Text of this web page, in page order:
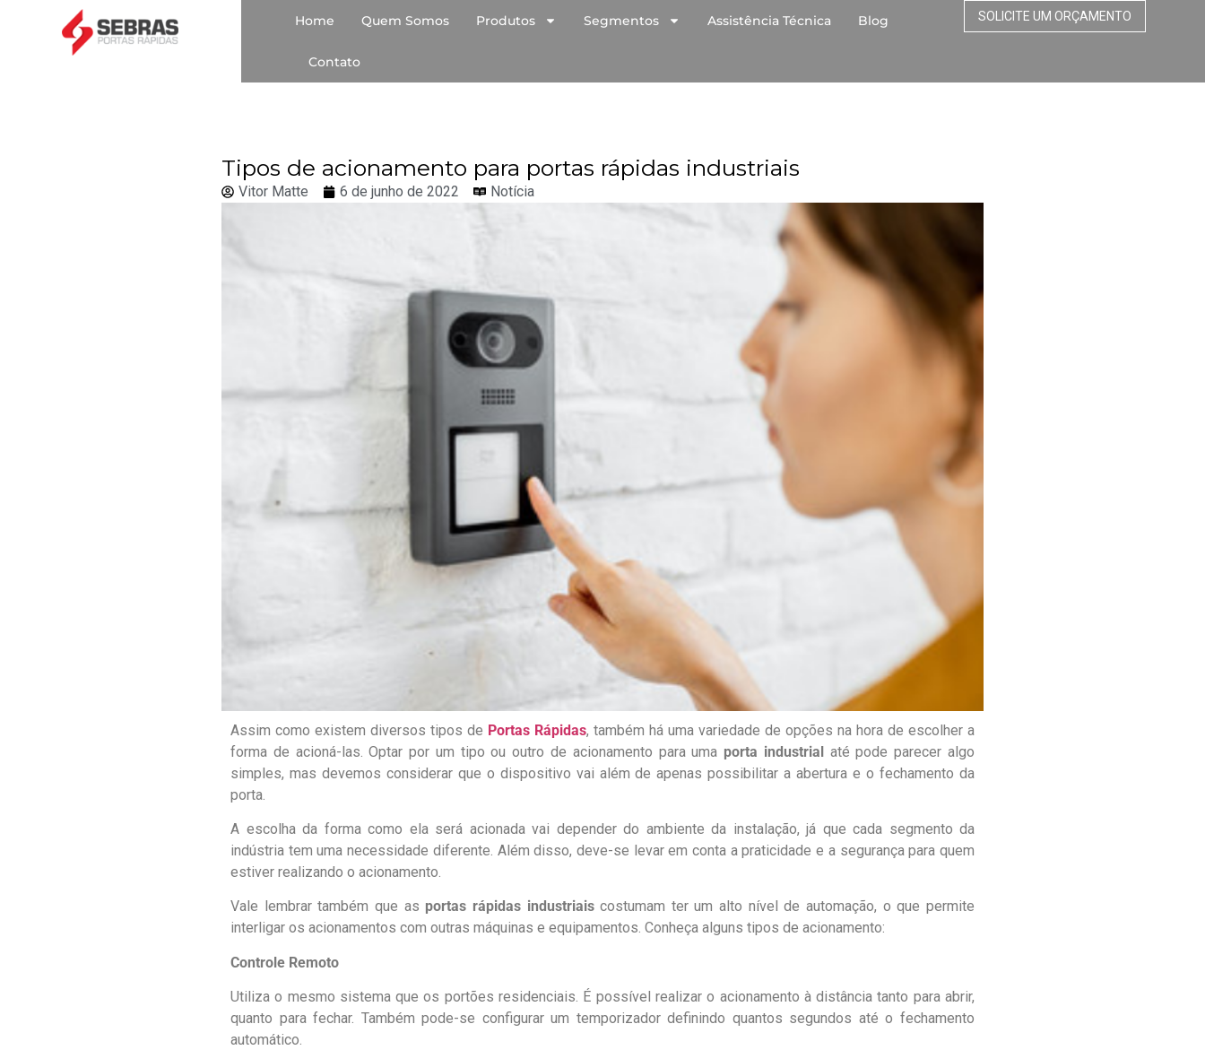
Home Quem Somos Produtos Segmentos Assistência Técnica Blog
Contato
SOLICITE UM ORÇAMENTO
Tipos de acionamento para portas rápidas industriais
Vitor Matte 6 de junho de 2022 Notícia
Assim como existem diversos tipos de Portas Rápidas, também há uma variedade de opções na hora de escolher a
forma de acioná-las. Optar por um tipo ou outro de acionamento para uma porta industrialaté pode parecer algo
simples, mas devemos considerar que o dispositivo vai além de apenas possibilitar a abertura e o fechamento da
porta.
A escolha da forma como ela será acionada vai depender do ambiente da instalação, já que cada segmento da
indústria tem uma necessidade diferente. Além disso, deve-se levar em conta a praticidade e a segurança para quem
estiver realizando o acionamento.
Vale lembrar também que as portas rápidas industriaiscostumam ter um alto nível de automação, o que permite
interligar os acionamentos com outras máquinas e equipamentos. Conheça alguns tipos de acionamento:
Controle Remoto
Utiliza o mesmo sistema que os portões residenciais. É possível realizar o acionamento à distância tanto para abrir,
quanto para fechar. Também pode-se configurar um temporizador definindo quantos segundos até o fechamento
automático.